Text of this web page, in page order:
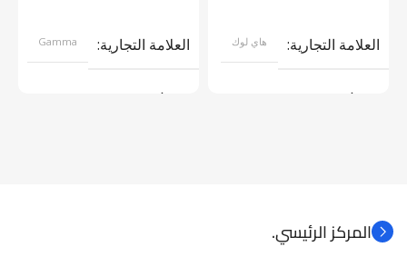
العلامة التجارية هاي لوك
موديل
العلامة التجارية Gamma
موديل
المركز الرئيسي.